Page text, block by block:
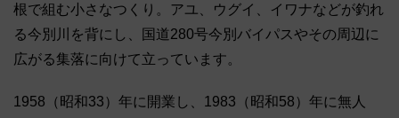
根で組む小さなつくり。アユ、ウグイ、イワナなどが釣れ
る今別川を背にし、国道280号今別バイパスやその周辺に
広がる集落に向けて立っています。
1958（昭和33）年に開業し、1983（昭和58）年に無人